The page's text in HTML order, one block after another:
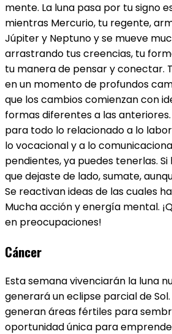
mente. La luna pasa por tu signo
mientras Mercurio, tu regente,
Júpiter y Neptuno y se mueve
arrastrando tus creencias, tu
tu manera de pensar y conectar.
en un momento de profundos
que los cambios comienzan con
formas diferentes a las
para todo lo relacionado a lo
lo vocacional y a lo
pendientes, ya puedes tenerlas.
que dejaste de lado, sumate,
Se reactivan ideas de las cuales
Mucha acción y energía mental.
en preocupaciones!
Cáncer
Esta semana vivenciarán la luna
generará un eclipse parcial de
generan áreas fértiles para
oportunidad única para